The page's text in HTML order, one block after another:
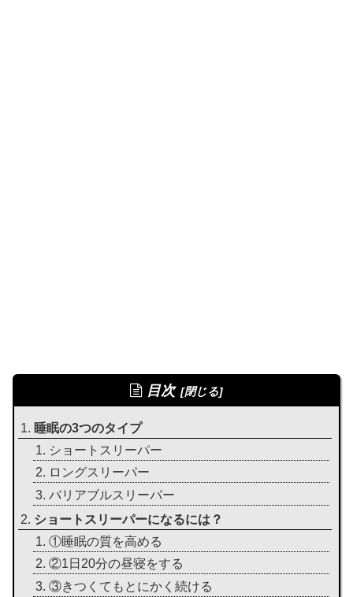
目次
睡眠の3つのタイプ
ショートスリーパー
ロングスリーパー
バリアブルスリーパー
ショートスリーパーになるには？
①睡眠の質を高める
②1日20分の昼寝をする
③きつくてもとにかく続ける